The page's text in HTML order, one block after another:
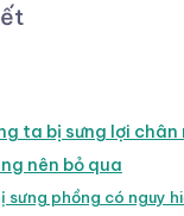
ta bị sưng lợi chân
nên bỏ qua
sưng phồng có nguy